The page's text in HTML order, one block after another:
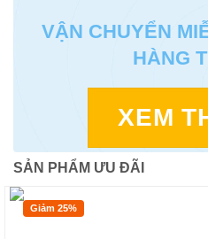
VẬN CHUYỂN
HÀNG
XEM
SẢN PHẨM ƯU ĐÃI
Giảm 25%